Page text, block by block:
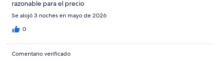
razonable para el precio
Se alojó 3 noches en mayo de 2026
0
Comentario verificado